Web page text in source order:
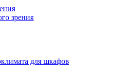
зрения
для шкафов